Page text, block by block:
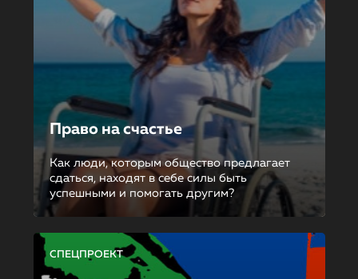
Право на счастье
Как люди, которым общество предлагает
сдаться, находят в себе силы быть
успешными и помогать другим?
СПЕЦПРОЕКТ